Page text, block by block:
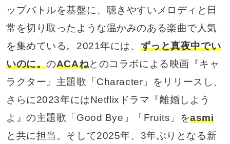
ップバトルを基盤に、聴きやすいメロディと日
常を切り取ったような温かみのある楽曲で人気
を集めている。2021年には、 ずっと真夜中でい
いのに。のACAねとのコラボによる映画『キャ
ラクター』主題歌「Character」をリリースし、
さらに2023年にはNetflixドラマ『離婚しよう
よ』の主題歌「Good Bye」「Fruits」をasmi
と共に担当。そして2025年、3年ぶりとなる新